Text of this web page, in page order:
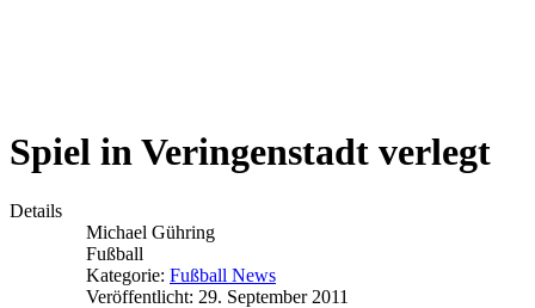
Spiel in Veringenstadt verlegt
Details
Michael Gühring
Fußball
Kategorie: Fußball News
Veröffentlicht: 29. September 2011